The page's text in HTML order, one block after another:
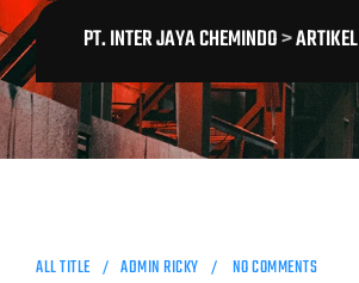
PT. INTER JAYA CHEMINDO>ARTIKEL
ALL TITLE ADMIN RICKY NO COMMENTS